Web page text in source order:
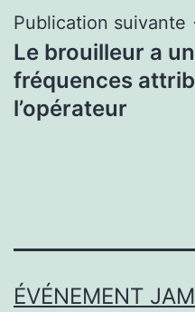
Publication suivante
Le brouilleur a
fréquences
l’opérateur
ÉVÉNEMENT